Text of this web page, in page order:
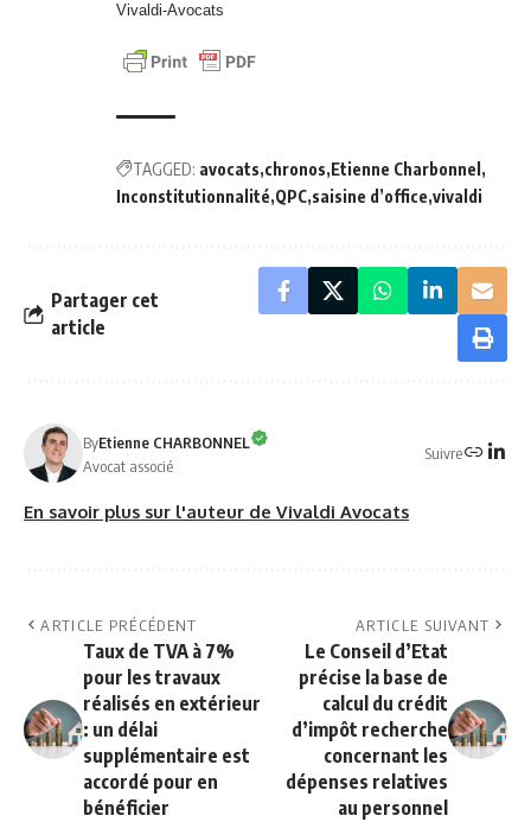
Vivaldi-Avocats
TAGGED: avocats chronos Etienne Charbonnel
Inconstitutionnalité QPC saisine d’office vivaldi
Partager cet
article
ByEtienne CHARBONNEL
Avocat associé
Suivre
En savoir plus sur l'auteur de Vivaldi Avocats
ARTICLE PRÉCÉDENT
Taux de TVA à 7%
pour les travaux
réalisés en extérieur
: un délai
supplémentaire est
accordé pour en
bénéficier
ARTICLE SUIVANT
Le Conseil d’Etat
précise la base de
calcul du crédit
d’impôt recherche
concernant les
dépenses relatives
au personnel